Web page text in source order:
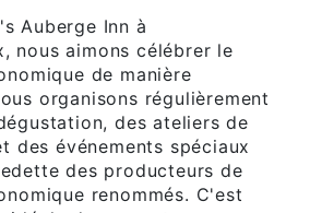
Auberge Inn à
nous aimons célébrer le
de manière
organisons régulièrement
des ateliers de
des événements spéciaux
des producteurs de
renommés. C'est